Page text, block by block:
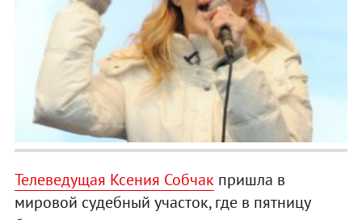
Телеведущая Ксения Собчак пришла в
мировой судебный участок, где в пятницу